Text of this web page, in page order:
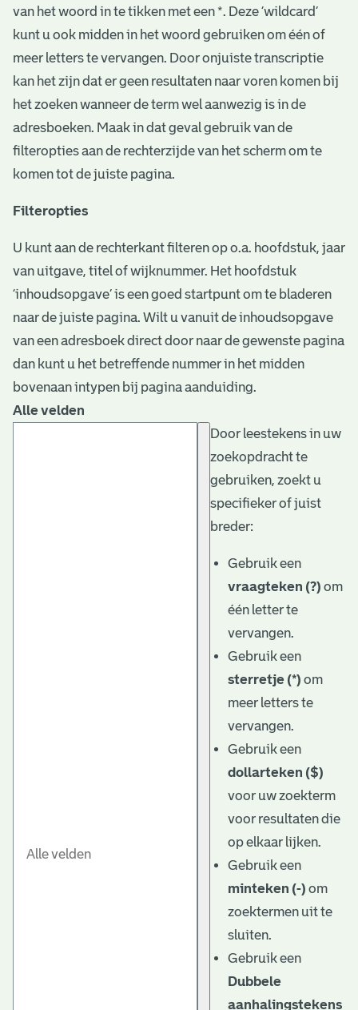
van het woord in te tikken met een *. Deze ‘wildcard’
kunt u ook midden in het woord gebruiken om één of
meer letters te vervangen. Door onjuiste transcriptie
kan het zijn dat er geen resultaten naar voren komen bij
het zoeken wanneer de term wel aanwezig is in de
adresboeken. Maak in dat geval gebruik van de
filteropties aan de rechterzijde van het scherm om te
komen tot de juiste pagina.
Filteropties
U kunt aan de rechterkant filteren op o.a. hoofdstuk, jaar
van uitgave, titel of wijknummer. Het hoofdstuk
‘inhoudsopgave’ is een goed startpunt om te bladeren
naar de juiste pagina. Wilt u vanuit de inhoudsopgave
van een adresboek direct door naar de gewenste pagina
dan kunt u het betreffende nummer in het midden
bovenaan intypen bij pagina aanduiding.
Alle velden
Door leestekens in uw
zoekopdracht te
gebruiken, zoekt u
specifieker of juist
breder:
Gebruik een
vraagteken (?) om
één letter te
vervangen.
Gebruik een
sterretje (*) om
meer letters te
vervangen.
Gebruik een
dollarteken ($)
voor uw zoekterm
voor resultaten die
op elkaar lijken.
Gebruik een
minteken (-) om
zoektermen uit te
sluiten.
Gebruik een
Dubbele
aanhalingstekens